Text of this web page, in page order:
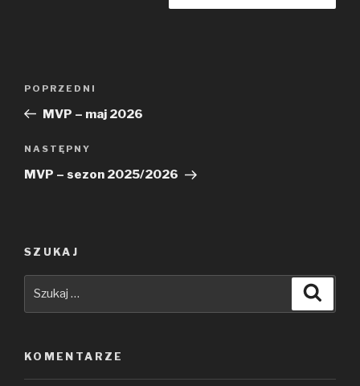
Poprzedni
wpis
POPRZEDNI
MVP – maj 2026
Następny
wpis
NASTĘPNY
MVP – sezon 2025/2026
SZUKAJ
KOMENTARZE